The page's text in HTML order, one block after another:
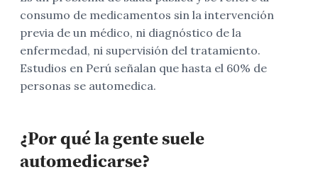
consumo de medicamentos sin la intervención
previa de un médico, ni diagnóstico de la
enfermedad, ni supervisión del tratamiento.
Estudios en Perú señalan que hasta el 60% de
personas se automedica.
¿Por qué la gente suele
automedicarse?